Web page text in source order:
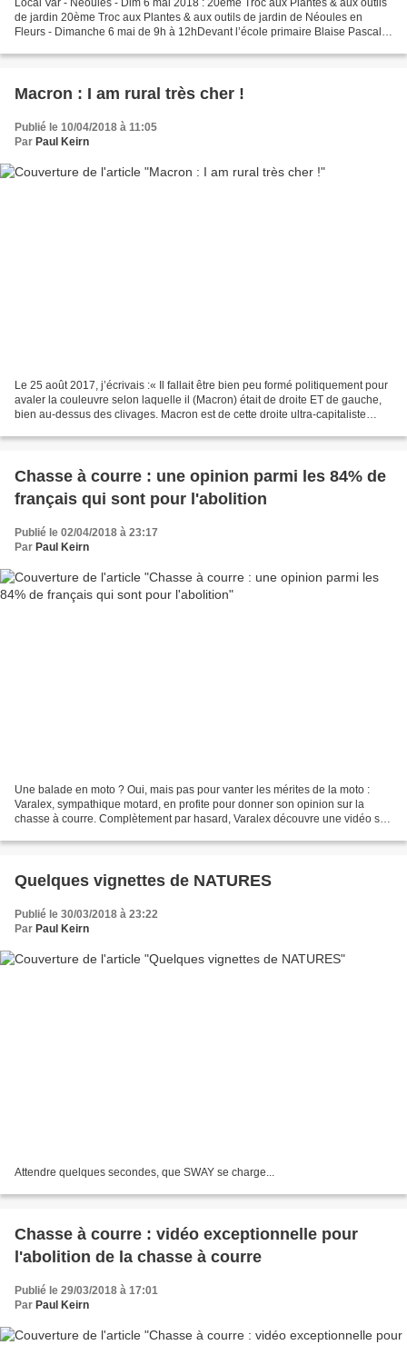
Local Var - Néoules - Dim 6 mai 2018 : 20ème Troc aux Plantes & aux outils
de jardin 20ème Troc aux Plantes & aux outils de jardin de Néoules en
Fleurs - Dimanche 6 mai de 9h à 12hDevant l’école primaire Blaise Pascal
Macron : I am rural très cher !
Publié le 10/04/2018 à 11:05
Par Paul Keirn
Le 25 août 2017, j’écrivais :« Il fallait être bien peu formé politiquement pour
avaler la couleuvre selon laquelle il (Macron) était de droite ET de gauche,
bien au-dessus des clivages. Macron est de cette droite ultra-capitaliste
Chasse à courre : une opinion parmi les 84% de
français qui sont pour l'abolition
Publié le 02/04/2018 à 23:17
Par Paul Keirn
Une balade en moto ? Oui, mais pas pour vanter les mérites de la moto :
Varalex, sympathique motard, en profite pour donner son opinion sur la
chasse à courre. Complètement par hasard, Varalex découvre une vidéo sur
Quelques vignettes de NATURES
Publié le 30/03/2018 à 23:22
Par Paul Keirn
Attendre quelques secondes, que SWAY se charge...
Chasse à courre : vidéo exceptionnelle pour
l'abolition de la chasse à courre
Publié le 29/03/2018 à 17:01
Par Paul Keirn